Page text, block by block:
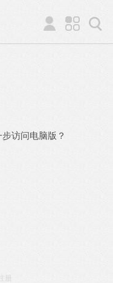
访问电脑版？
册